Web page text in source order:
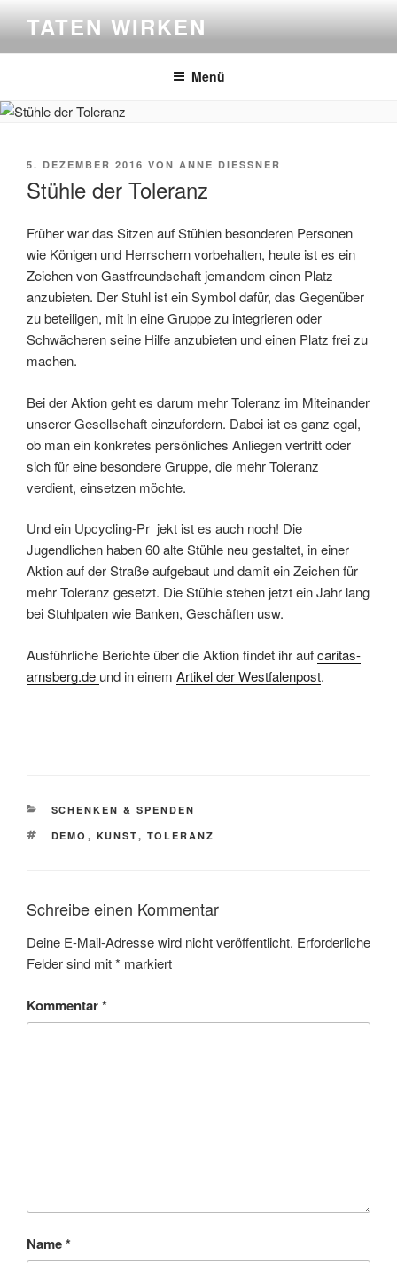
springen
TATEN WIRKEN
Menü
VERÖFFENTLICHT
5. DEZEMBER 2016 VON ANNE DIESSNER
Stühle der Toleranz
Früher war das Sitzen auf Stühlen besonderen Personen
wie Königen und Herrschern vorbehalten, heute ist es ein
Zeichen von Gastfreundschaft jemandem einen Platz
anzubieten. Der Stuhl ist ein Symbol dafür, das Gegenüber
zu beteiligen, mit in eine Gruppe zu integrieren oder
Schwächeren seine Hilfe anzubieten und einen Platz frei zu
machen.
Bei der Aktion geht es darum mehr Toleranz im Miteinander
unserer Gesellschaft einzufordern. Dabei ist es ganz egal,
ob man ein konkretes persönliches Anliegen vertritt oder
sich für eine besondere Gruppe, die mehr Toleranz
verdient, einsetzen möchte.
Und ein Upcycling-Pro jekt ist es auch noch! Die
Jugendlichen haben 60 alte Stühle neu gestaltet, in einer
Aktion auf der Straße aufgebaut und damit ein Zeichen für
mehr Toleranz gesetzt. Die Stühle stehen jetzt ein Jahr lang
bei Stuhlpaten wie Banken, Geschäften usw.
Ausführliche Berichte über die Aktion findet ihr aufcaritas-
arnsberg.de und in einem Artikel der Westfalenpost.
KATEGORIEN
SCHENKEN & SPENDEN
SCHLAGWÖRTER
DEMO , KUNST, TOLERANZ
Schreibe einen Kommentar
Deine E-Mail-Adresse wird nicht veröffentlicht. Erforderliche
Felder sind mit* markiert
Kommentar*
Name*